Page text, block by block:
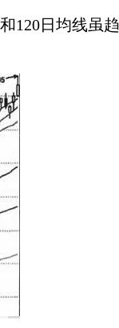
日均线虽